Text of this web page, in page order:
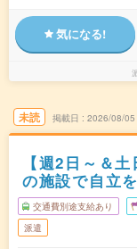
気になる!
未読 掲載日 2026/08/05
【週2日～＆
の施設で自立
交通費別途支給あり
派遣